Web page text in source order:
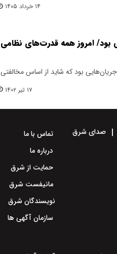
۱۴ خرداد ۱۴۰۵
بود/ امروز همه قدرت‌های نظامی
بود که شاید از اساس مخالفتی
۱۷ تیر ۱۴۰۲
صدای شرق
تماس با ما
درباره ما
حمایت از شرق
مانیفست شرق
نویسندگان شرق
سازمان آگهی ها